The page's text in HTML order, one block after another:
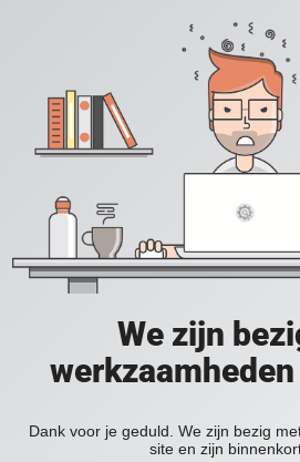
We zijn
Dank voor je geduld. We zijn bezig
site en zijn